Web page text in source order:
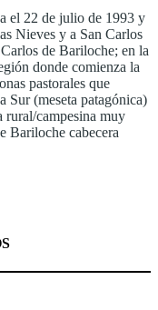
el 22 de julio de 1993 y
Nieves y a San Carlos
de Bariloche; en la
donde comienza la
pastorales que
Sur (meseta patagónica)
rural/campesina muy
Bariloche cabecera